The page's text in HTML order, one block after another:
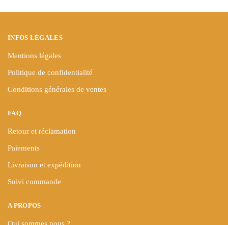
page
produit
page
INFOS LÉGALES
Mentions légales
Politique de confidentialité
Conditions générales de ventes
FAQ
Retour et réclamation
Paiements
Livraison et expédition
Suivi commande
A PROPOS